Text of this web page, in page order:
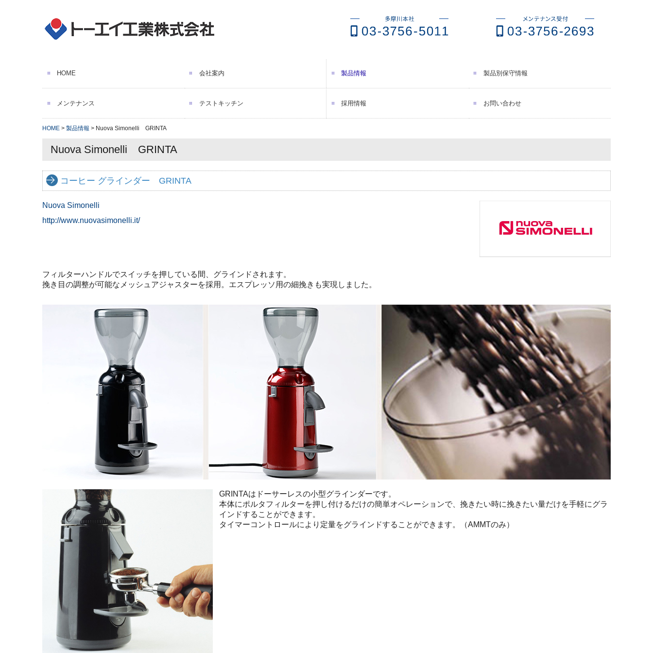
HOME 会社案内
ご挨拶・会社概要
取引先・納入先
環境マネジメントへの取り組み
SDGsへの取り組み
ビジネスと人権
製品情報
メーカーから探す
カテゴリーから探す
製品別保守情報
メンテナンス テストキッチン 採用情報 お問い合わせ
HOME 製品情報 Nuova Simonelli GRINTA
Nuova Simonelli GRINTA
コーヒー グラインダー GRINTA
Nuova Simonelli
http://www.nuovasimonelli.it/
フィルターハンドルでスイッチを押している間、グラインドされます。
挽き目の調整が可能なメッシュアジャスターを採用。エスプレッソ用の細挽きも実現しました。
GRINTAはドーサーレスの小型グラインダーです。
本体にポルタフィルターを押し付けるだけの簡単オペレーションで、挽きたい時に挽きたい量だけを手軽にグラ
インドすることができます。
タイマーコントロールにより定量をグラインドすることができます。（AMMTのみ）